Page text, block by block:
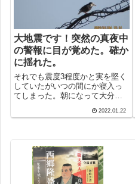
大地震です！突然の真夜中
の警報に目が覚めた。確か
に揺れた。
それでも震度3程度かと実を堅く
していたがいつの間にか寝入っ
てしまった。朝になって大分が
えば、トンガも大変なことにな
日は我が身かビ...
2022.01.22